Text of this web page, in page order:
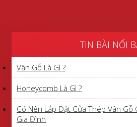
TIN BÀI NỔI
Vân Gỗ Là Gì ?
Honeycomb Là Gì ?
Có Nên Lắp Đặt Cửa Thép Vân Gỗ
Gia Đình